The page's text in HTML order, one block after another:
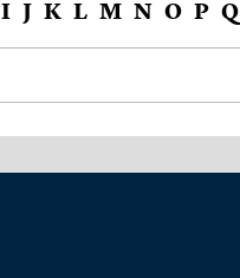
I J K L M N O P Q